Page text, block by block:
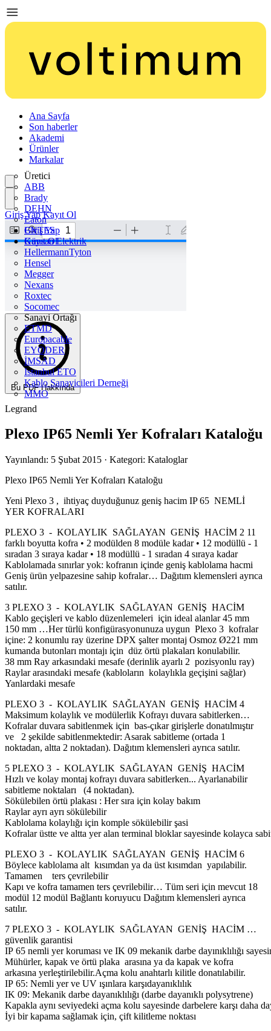
Ana Sayfa
Son haberler
Akademi
Ürünler
Markalar
Üretici
ABB
Brady
DEHN
Eaton
ENTES
Günsan Elektrik
HellermannTyton
Hensel
Megger
Nexans
Roxtec
Socomec
Sanayi Ortağı
ETMD
Europacable
EYODER
İMSAD
Istanbul ETO
Kablo Sanayicileri Derneği
MMO
Giriş Yap
Kayıt Ol
Giriş Yap Kayıt Ol
Bu PDF Hakkında
Legrand
Plexo IP65 Nemli Yer Kofraları Kataloğu
Yayınlandı: 5 Şubat 2015 · Kategori: Kataloglar
Plexo IP65 Nemli Yer Kofraları Kataloğu
Yeni Plexo 3 , ihtiyaç duyduğunuz geniş hacim IP 65 NEMLİ
YER KOFRALARI
PLEXO 3 - KOLAYLIK SAĞLAYAN GENİŞ HACİM 2 11
farklı boyutta kofra • 2 modülden 8 modüle kadar • 12 modüllü - 1
sıradan 3 sıraya kadar • 18 modüllü - 1 sıradan 4 sıraya kadar
Kablolamada sınırlar yok: kofranın içinde geniş kablolama hacmi
Geniş ürün yelpazesine sahip kofralar… Dağıtım klemensleri ayrıca
satılır.
3 PLEXO 3 - KOLAYLIK SAĞLAYAN GENİŞ HACİM
Kablo geçişleri ve kablo düzenlemeleri için ideal alanlar 45 mm
150 mm …Her türlü konfigürasyonunuza uygun Plexo 3 kofralar
içine: 2 konumlu ray üzerine DPX şalter montaj Osmoz Ø221 mm
kumanda butonları montajı için düz örtü plakaları konulabilir.
38 mm Ray arkasındaki mesafe (derinlik ayarlı 2 pozisyonlu ray)
Raylar arasındaki mesafe (kabloların kolaylıkla geçişini sağlar)
Yanlardaki mesafe
PLEXO 3 - KOLAYLIK SAĞLAYAN GENİŞ HACİM 4
Maksimum kolaylık ve modülerlik Kofrayı duvara sabitlerken…
Kofralar duvara sabitlenmek için bas-çıkar girişlerle donatılmıştır
ve 2 şekilde sabitlenmektedir: Asarak sabitleme (ortada 1
noktadan, altta 2 noktadan). Dağıtım klemensleri ayrıca satılır.
5 PLEXO 3 - KOLAYLIK SAĞLAYAN GENİŞ HACİM
Hızlı ve kolay montaj kofrayı duvara sabitlerken... Ayarlanabilir
sabitleme noktaları (4 noktadan).
Sökülebilen örtü plakası : Her sıra için kolay bakım
Raylar ayrı ayrı sökülebilir
Kablolama kolaylığı için komple sökülebilir şasi
Kofralar üstte ve altta yer alan terminal bloklar sayesinde kolayca
PLEXO 3 - KOLAYLIK SAĞLAYAN GENİŞ HACİM 6
Böylece kablolama alt kısımdan ya da üst kısımdan yapılabilir.
Tamamen ters çevrilebilir
Kapı ve kofra tamamen ters çevrilebilir… Tüm seri için mevcut 18
modül 12 modül Bağlantı koruyucu Dağıtım klemensleri ayrıca
satılır.
7 PLEXO 3 - KOLAYLIK SAĞLAYAN GENİŞ HACİM …
güvenlik garantisi
IP 65 nemli yer koruması ve IK 09 mekanik darbe dayınıklılığı
Mühürler, kapak ve örtü plaka arasına ya da kapak ve kofra
arkasına yerleştirilebilir.Açma kolu anahtarlı kilitle donatılabilir.
IP 65: Nemli yer ve UV ışınlara karşıdayanıklılık
IK 09: Mekanik darbe dayanıklılığı (darbe dayanıklı polysytrene)
Kapakla aynı seviyedeki açma kolu sayesinde darbelere karşı daha
İyi bir kapama sağlamak için, çift kilitleme noktası